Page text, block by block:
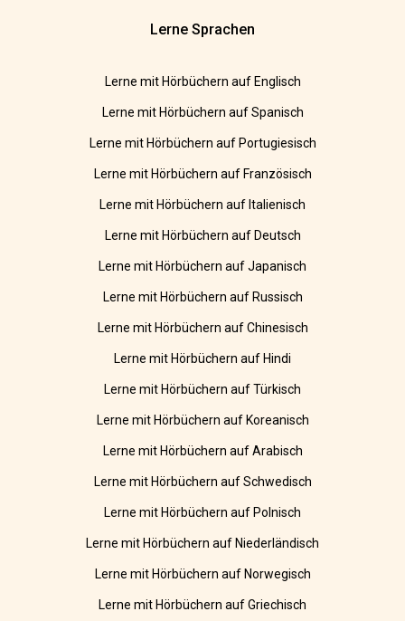
Lerne Sprachen
Lerne mit Hörbüchern auf Englisch
Lerne mit Hörbüchern auf Spanisch
Lerne mit Hörbüchern auf Portugiesisch
Lerne mit Hörbüchern auf Französisch
Lerne mit Hörbüchern auf Italienisch
Lerne mit Hörbüchern auf Deutsch
Lerne mit Hörbüchern auf Japanisch
Lerne mit Hörbüchern auf Russisch
Lerne mit Hörbüchern auf Chinesisch
Lerne mit Hörbüchern auf Hindi
Lerne mit Hörbüchern auf Türkisch
Lerne mit Hörbüchern auf Koreanisch
Lerne mit Hörbüchern auf Arabisch
Lerne mit Hörbüchern auf Schwedisch
Lerne mit Hörbüchern auf Polnisch
Lerne mit Hörbüchern auf Niederländisch
Lerne mit Hörbüchern auf Norwegisch
Lerne mit Hörbüchern auf Griechisch